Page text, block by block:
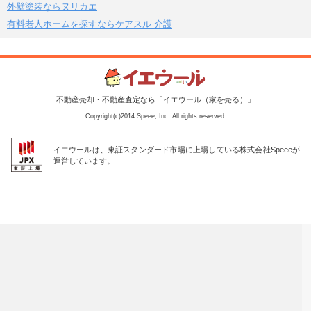
外壁塗装ならヌリカエ
有料老人ホームを探すならケアスル 介護
不動産売却・不動産査定なら「イエウール（家を売る）」
Copyright(c)2014 Speee, Inc. All rights reserved.
イエウールは、東証スタンダード市場に上場している株式会社Speeeが
運営しています。